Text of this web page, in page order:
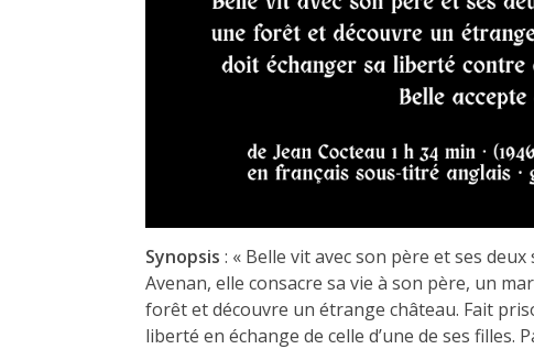
Synopsis : « Belle vit avec son père et ses
Avenan, elle consacre sa vie à son père, un
forêt et découvre un étrange château. Fait
liberté en échange de celle d’une de ses filles.